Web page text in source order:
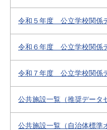
令和５年度 公立学校関係
令和６年度 公立学校関係
令和７年度 公立学校関係
公共施設一覧（推奨データ
公共施設一覧（自治体標準